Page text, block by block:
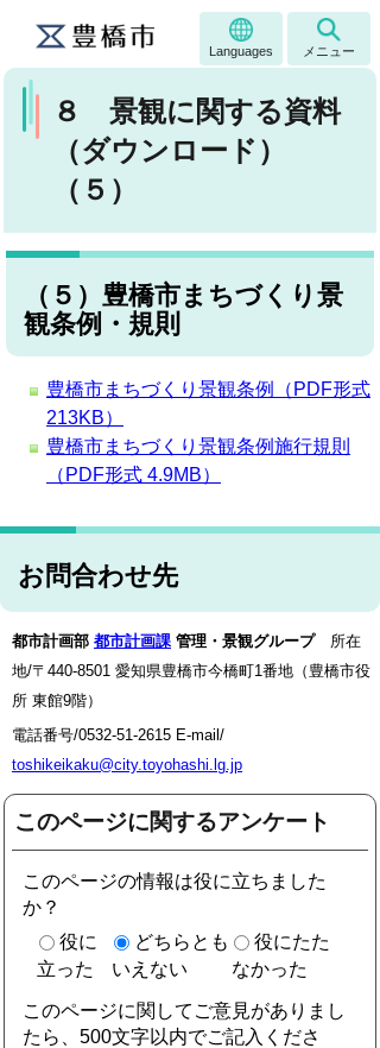
Languages メニュー
８ 景観に関する資料
（ダウンロード）
（５）
（５）豊橋市まちづくり景
観条例・規則
豊橋市まちづくり景観条例（PDF形式
213KB）
豊橋市まちづくり景観条例施行規則
（PDF形式 4.9MB）
お問合わせ先
都市計画部 都市計画課 管理・景観グループ 所在
地/〒440-8501 愛知県豊橋市今橋町1番地（豊橋市役
所 東館9階）
電話番号/0532-51-2615 E-mail/
toshikeikaku@city.toyohashi.lg.jp
このページに関するアンケート
このページの情報は役に立ちました
か？
役に
立った
どちらとも
いえない
役にたた
なかった
このページに関してご意見がありまし
たら、500文字以内でご記入くださ